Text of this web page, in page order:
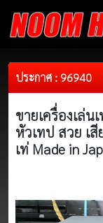
ประกาศ : 96940
ขายเครื่องเล่น
หัวเทป สวย เ
เท่ Made in